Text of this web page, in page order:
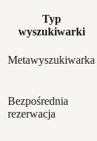
Typ
wyszukiwarki
Metawyszukiwarka
Bezpośrednia
rezerwacja